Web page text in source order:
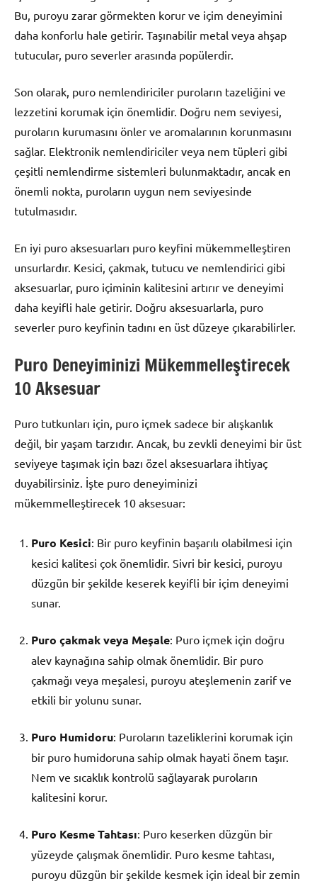
Bu, puroyu zarar görmekten korur ve içim deneyimini
daha konforlu hale getirir. Taşınabilir metal veya ahşap
tutucular, puro severler arasında popülerdir.
Son olarak, puro nemlendiriciler puroların tazeliğini ve
lezzetini korumak için önemlidir. Doğru nem seviyesi,
puroların kurumasını önler ve aromalarının korunmasını
sağlar. Elektronik nemlendiriciler veya nem tüpleri gibi
çeşitli nemlendirme sistemleri bulunmaktadır, ancak en
önemli nokta, puroların uygun nem seviyesinde
tutulmasıdır.
En iyi puro aksesuarları puro keyfini mükemmelleştiren
unsurlardır. Kesici, çakmak, tutucu ve nemlendirici gibi
aksesuarlar, puro içiminin kalitesini artırır ve deneyimi
daha keyifli hale getirir. Doğru aksesuarlarla, puro
severler puro keyfinin tadını en üst düzeye çıkarabilirler.
Puro Deneyiminizi Mükemmelleştirecek
10 Aksesuar
Puro tutkunları için, puro içmek sadece bir alışkanlık
değil, bir yaşam tarzıdır. Ancak, bu zevkli deneyimi bir üst
seviyeye taşımak için bazı özel aksesuarlara ihtiyaç
duyabilirsiniz. İşte puro deneyiminizi
mükemmelleştirecek 10 aksesuar:
Puro Kesici: Bir puro keyfinin başarılı olabilmesi için
kesici kalitesi çok önemlidir. Sivri bir kesici, puroyu
düzgün bir şekilde keserek keyifli bir içim deneyimi
sunar.
Puro çakmak veya Meşale: Puro içmek için doğru
alev kaynağına sahip olmak önemlidir. Bir puro
çakmağı veya meşalesi, puroyu ateşlemenin zarif ve
etkili bir yolunu sunar.
Puro Humidoru: Puroların tazeliklerini korumak için
bir puro humidoruna sahip olmak hayati önem taşır.
Nem ve sıcaklık kontrolü sağlayarak puroların
kalitesini korur.
Puro Kesme Tahtası: Puro keserken düzgün bir
yüzeyde çalışmak önemlidir. Puro kesme tahtası,
puroyu düzgün bir şekilde kesmek için ideal bir zemin